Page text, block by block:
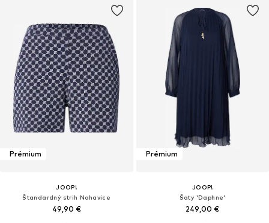
Prémium
JOOP!
Štandardný strih Nohavice
49,90 €
Prémium
JOOP!
Šaty 'Daphne'
249,00 €